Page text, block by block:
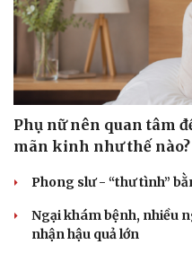
Phụ nữ nên quan tâm
mãn kinh như thế nào?
Phong slư - “thư tình”
Ngại khám bệnh, nhiều
nhận hậu quả lớn